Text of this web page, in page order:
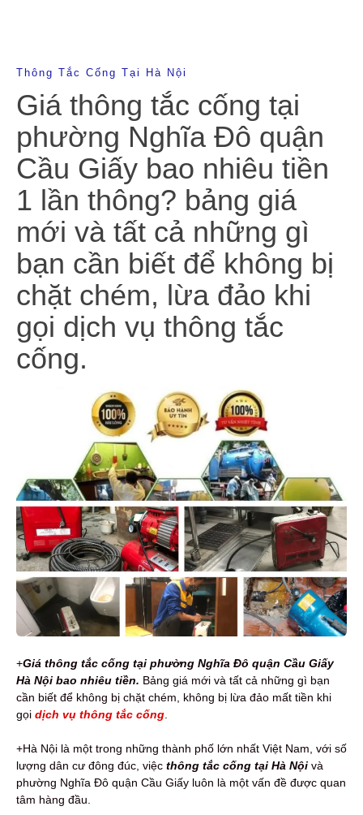
Thông Tắc Cống Tại Hà Nội
Giá thông tắc cống tại
phường Nghĩa Đô quận
Cầu Giấy bao nhiêu tiền
1 lần thông? bảng giá
mới và tất cả những gì
bạn cần biết để không bị
chặt chém, lừa đảo khi
gọi dịch vụ thông tắc
cống.
+Giá thông tắc cống tại phường Nghĩa Đô quận Cầu Giấy
Hà Nội bao nhiêu tiền. Bảng giá mới và tất cả những gì bạn
cần biết để không bị chặt chém, không bị lừa đảo mất tiền khi
gọi dịch vụ thông tắc cống
+Hà Nội là một trong những thành phố lớn nhất Việt Nam, với số
lượng dân cư đông đúc, việc thông tắc cống tại Hà Nội và
phường Nghĩa Đô quận Cầu Giấy luôn là một vấn đề được quan
tâm hàng đầu.